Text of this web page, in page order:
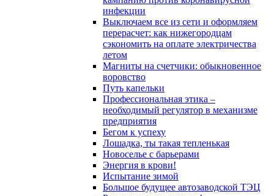
инфекции
Выключаем все из сети и оформляем
перерасчет: как нижегородцам
сэкономить на оплате электричества
летом
Магниты на счетчики: обыкновенное
воровство
Путь капельки
Профессиональная этика –
необходимый регулятор в механизме
предприятия
Бегом к успеху
Лошадка, ты такая тепленькая
Новоселье с барьерами
Энергия в крови!
Испытание зимой
Большое будущее автозаводской ТЭЦ